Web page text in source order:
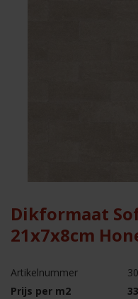
Dikformaat
21x7x8cm
Artikelnummer
Prijs per m2